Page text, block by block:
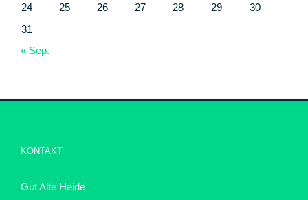
24
25 26 27 28 29
30
31
« Sep.
KONTAKT
Gut Alte Heide